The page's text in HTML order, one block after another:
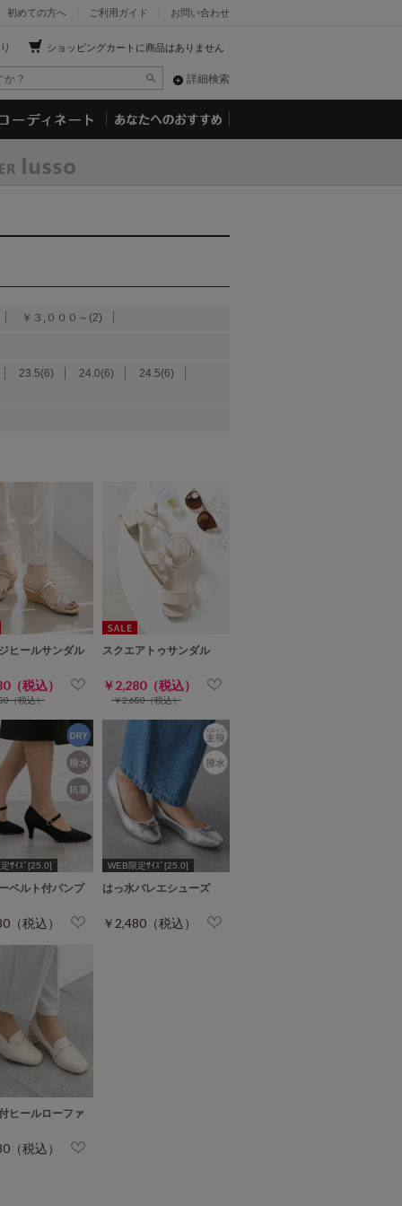
お問い合わせ
ご利用ガイド
初めての方へ
ショッピングカートに商品はありません
詳細検索
￥３,０００～(2)
23.5(6) 24.0(6)
24.5(6)
ヒールサンダル
（税込）
（税込）
スクエアトゥサンダル
￥2,280（税込）
￥2,680（税込）
ｻｲｽﾞ[25.0]
ベルト付パンプ
（税込）
WEB限定ｻｲｽﾞ[25.0]
はっ水バレエシューズ
￥2,480（税込）
ヒールローファ
（税込）